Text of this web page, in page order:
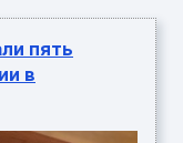
пять
в